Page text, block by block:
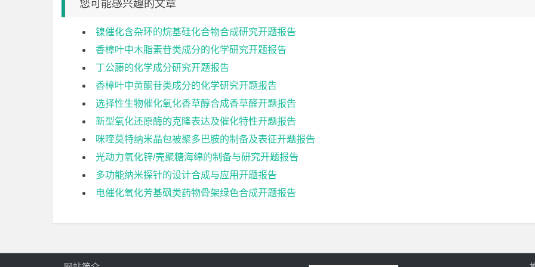
您可能感兴趣的文章
镍催化含杂环的烷基硅化合物合成研究开题报告
香樟叶中木脂素苷类成分的化学研究开题报告
丁公藤的化学成分研究开题报告
香樟叶中黄酮苷类成分的化学研究开题报告
选择性生物催化氧化香草醇合成香草醛开题报告
新型氧化还原酶的克隆表达及催化特性开题报告
咪喹莫特纳米晶包被聚多巴胺的制备及表征开题报告
光动力氧化锌/壳聚糖海绵的制备与研究开题报告
多功能纳米探针的设计合成与应用开题报告
电催化氧化芳基砜类药物骨架绿色合成开题报告